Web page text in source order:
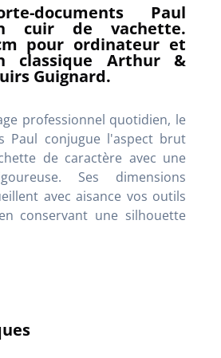
documents Paul
cuir de vachette.
pour ordinateur et
classique Arthur &
Guignard.
professionnel quotidien, le
Paul conjugue l'aspect brut
de caractère avec une
Ses dimensions
avec aisance vos outils
conservant une silhouette